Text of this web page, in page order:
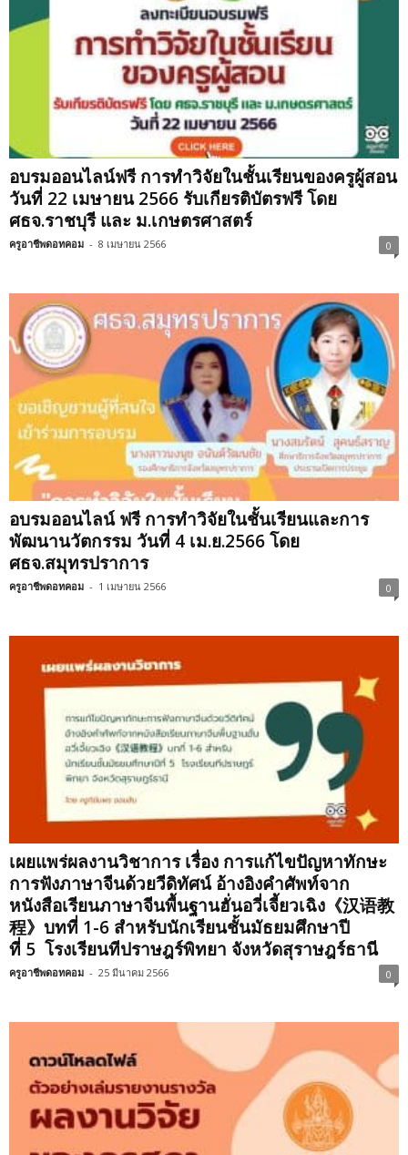
อบรมออนไลน์ฟรี การทำวิจัยในชั้นเรียนของครูผู้สอน
วันที่ 22 เมษายน 2566 รับเกียรติบัตรฟรี โดย
ศธจ.ราชบุรี และ ม.เกษตรศาสตร์
ครูอาชีพดอทคอม - 8 เมษายน 2566 0
อบรมออนไลน์ ฟรี การทำวิจัยในชั้นเรียนและการ
พัฒนานวัตกรรม วันที่ 4 เม.ย.2566 โดย
ศธจ.สมุทรปราการ
ครูอาชีพดอทคอม - 1 เมษายน 2566 0
เผยแพร่ผลงานวิชาการ เรื่อง การแก้ไขปัญหาทักษะ
การฟังภาษาจีนด้วยวีดิทัศน์ อ้างอิงคำศัพท์จาก
หนังสือเรียนภาษาจีนพื้นฐานฮั่นอวี่เจี้ยวเฉิง《汉语教
程》บทที่ 1-6 สำหรับนักเรียนชั้นมัธยมศึกษาปี
ที่ 5 โรงเรียนทีปราษฎร์พิทยา จังหวัดสุราษฎร์ธานี
ครูอาชีพดอทคอม - 25 มีนาคม 2566 0